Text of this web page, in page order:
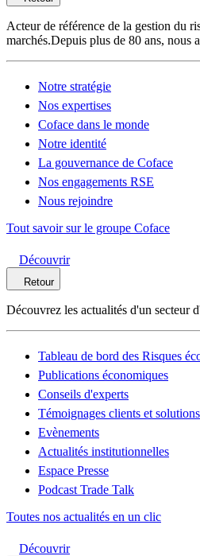
Acteur de référence de la gestion du
marchés.Depuis plus de 80 ans, nous
Notre stratégie
Nos expertises
Coface dans le monde
Notre identité
La gouvernance de Coface
Nos engagements RSE
Nous rejoindre
Tout savoir sur le groupe Coface
Découvrir
Retour
Découvrez les actualités d'un secteur
Tableau de bord des Risques
Publications économiques
Conseils d'experts
Témoignages clients et solutions
Evènements
Actualités institutionnelles
Espace Presse
Podcast Trade Talk
Toutes nos actualités en un clic
Découvrir